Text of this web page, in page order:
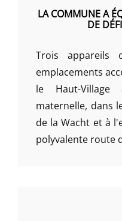
LA COMMUNE A
DE
Trois
emplacements
le Haut-
maternelle, dans
de la Wacht et à
polyvalente route